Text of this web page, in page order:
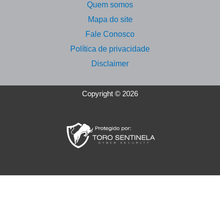
Quem somos
Mapa do site
Fale Conosco
Política de privacidade
Disclaimer
Copyright © 2026